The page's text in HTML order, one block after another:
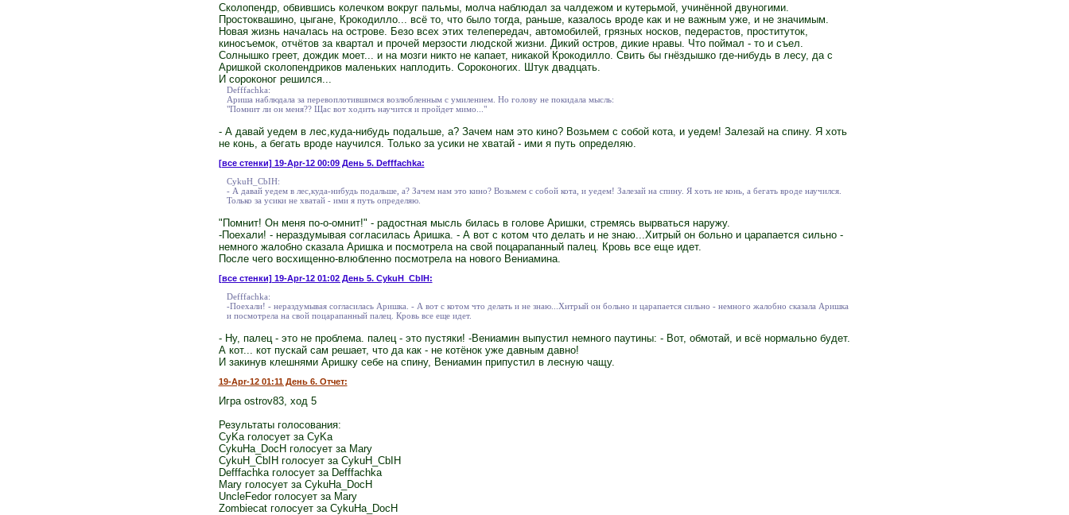
Сколопендр, обвившись колечком вокруг пальмы, молча наблюдал за чалдежом и кутерьмой, учинённой двуногими.
Простоквашино, цыгане, Крокодилло... всё то, что было тогда, раньше, казалось вроде как и не важным уже, и не значимым.
Новая жизнь началась на острове. Безо всех этих телепередач, автомобилей, грязных носков, педерастов, проституток,
киносъемок, отчётов за квартал и прочей мерзости людской жизни. Дикий остров, дикие нравы. Что поймал - то и съел.
Солнышко греет, дождик моет... и на мозги никто не капает, никакой Крокодилло. Свить бы гнёздышко где-нибудь в лесу, да с
Аришкой сколопендриков маленьких наплодить. Сороконогих. Штук двадцать.
И сороконог решился...
Defffachka:
Ариша наблюдала за перевоплотившимся возлюбленным с умилением. Но голову не покидала мысль:
"Помнит ли он меня?? Щас вот ходить научится и пройдет мимо..."
- А давай уедем в лес,куда-нибудь подальше, а? Зачем нам это кино? Возьмем с собой кота, и уедем! Залезай на спину. Я хоть
не конь, а бегать вроде научился. Только за усики не хватай - ими я путь определяю.
[все стенки] 19-Apr-12 00:09 День 5. Defffachka:
CykuH_CbIH:
- А давай уедем в лес,куда-нибудь подальше, а? Зачем нам это кино? Возьмем с собой кота, и уедем! Залезай на спину. Я хоть не конь, а бегать вроде научился.
Только за усики не хватай - ими я путь определяю.
"Помнит! Он меня по-о-омнит!" - радостная мысль билась в голове Аришки, стремясь вырваться наружу.
-Поехали! - нераздумывая согласилась Аришка. - А вот с котом что делать и не знаю...Хитрый он больно и царапается сильно -
немного жалобно сказала Аришка и посмотрела на свой поцарапанный палец. Кровь все еще идет.
После чего восхищенно-влюбленно посмотрела на нового Вениамина.
[все стенки] 19-Apr-12 01:02 День 5. CykuH_CbIH:
Defffachka:
-Поехали! - нераздумывая согласилась Аришка. - А вот с котом что делать и не знаю...Хитрый он больно и царапается сильно - немного жалобно сказала Аришка
и посмотрела на свой поцарапанный палец. Кровь все еще идет.
- Ну, палец - это не проблема. палец - это пустяки! -Вениамин выпустил немного паутины: - Вот, обмотай, и всё нормально будет.
А кот... кот пускай сам решает, что да как - не котёнок уже давным давно!
И закинув клешнями Аришку себе на спину, Вениамин припустил в лесную чащу.
19-Apr-12 01:11 День 6. Отчет:
Игра ostrov83, ход 5
Результаты голосования:
CyKa голосует за CyKa
CykuHa_DocH голосует за Mary
CykuH_CbIH голосует за CykuH_CbIH
Defffachka голосует за Defffachka
Mary голосует за CykuHa_DocH
UncleFedor голосует за Mary
Zombiecat голосует за CykuHa_DocH